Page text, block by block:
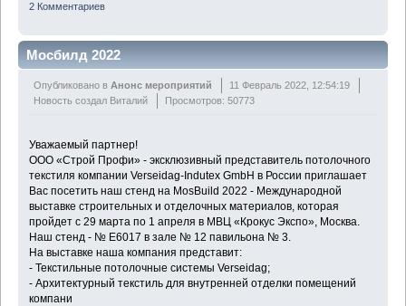
2 Комментариев
Мосбилд 2022
Опубликовано в Анонс мероприятий
11 Февраль 2022, 12:54:19
Новость создал Виталий
Просмотров: 50773
Уважаемый партнер!
ООО «Строй Профи» - эксклюзивный представитель потолочного
текстиля компании Verseidag-Indutex GmbH в России приглашает
Вас посетить наш стенд на MosBuild 2022 - Международной
выставке строительных и отделочных материалов, которая
пройдет с 29 марта по 1 апреля в МВЦ «Крокус Экспо», Москва.
Наш стенд - № Е6017 в зале № 12 павильона № 3.
На выставке наша компания представит:
- Текстильные потолочные системы Verseidag;
- Архитектурный текстиль для внутренней отделки помещений
компани